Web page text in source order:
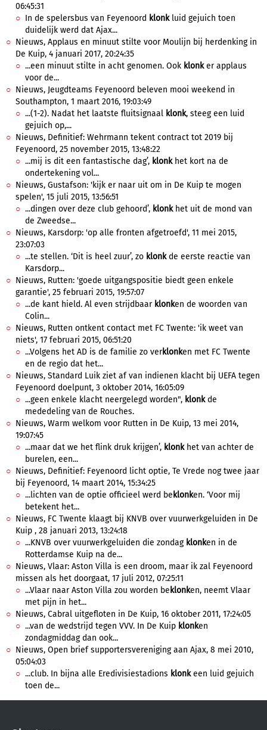
06:45:31
In de spelersbus van Feyenoord klonkluid gejuich toen
duidelijk werd dat Ajax...
Nieuws, Applaus en minuut stilte voor Moulijn bij herdenking in
De Kuip, 4 januari 2017, 20:24:35
...een minuut stilte in acht genomen. Ook klonker applaus
voor de...
Nieuws, Jeugdteams Feyenoord beleven mooi weekend in
Southampton, 1 maart 2016, 19:03:49
...(1-2). Nadat het laatste fluitsignaal klonk, steeg een luid
gejuich op,...
Nieuws, Definitief: Wehrmann tekent contract tot 2019 bij
Feyenoord, 25 november 2015, 13:48:22
...mij is dit een fantastische dag’, klonkhet kort na de
ondertekening vol...
Nieuws, Gustafson: 'kijk er naar uit om in De Kuip te mogen
spelen', 15 juli 2015, 13:56:51
...dingen over deze club gehoord’, klonkhet uit de mond van
de Zweedse...
Nieuws, Karsdorp: 'op alle fronten afgetroefd', 11 mei 2015,
23:07:03
...te stellen. ‘Dit is heel zuur’, zo klonkde eerste reactie van
Karsdorp...
Nieuws, Rutten: 'goede uitgangspositie biedt geen enkele
garantie', 25 februari 2015, 19:57:07
...de kant hield. Al even strijdbaar klonken de woorden van
Colin...
Nieuws, Rutten ontkent contact met FC Twente: 'ik weet van
niets', 17 februari 2015, 06:51:20
...Volgens het AD is de familie zo verklonken met FC Twente
en de regio dat het...
Nieuws, Standard Luik ziet af van indienen klacht bij UEFA tegen
Feyenoord doelpunt, 3 oktober 2014, 16:05:09
...geen enkele klacht neergelegd worden", klonkde
mededeling van de Rouches.
Nieuws, Warm welkom voor Rutten in De Kuip, 13 mei 2014,
19:07:45
...maar dat we het flink druk krijgen’, klonkhet van achter de
burelen, een...
Nieuws, Definitief: Feyenoord licht optie, Te Vrede nog twee jaar
bij Feyenoord, 14 maart 2014, 15:34:25
...lichten van de optie officieel werd be klonken. ‘Voor mij
betekent het...
Nieuws, FC Twente klaagt bij KNVB over vuurwerkgeluiden in De
Kuip , 28 januari 2013, 13:24:18
...KNVB over vuurwerkgeluiden die zondag klonken in de
Rotterdamse Kuip na de...
Nieuws, Vlaar: Aston Villa is een droom, maar ik zal Feyenoord
missen als het doorgaat, 17 juli 2012, 07:25:11
...Vlaar naar Aston Villa zou worden be klonken, neemt Vlaar
met pijn in het...
Nieuws, Cabral uitgefloten in De Kuip, 16 oktober 2011, 17:24:05
...van de wedstrijd tegen VVV. In De Kuip klonken
zondagmiddag dan ook...
Nieuws, Open brief supportersvereniging aan Ajax, 8 mei 2010,
05:04:03
...club. In bijna alle Eredivisiestadions klonkeen luid gejuich
toen de...